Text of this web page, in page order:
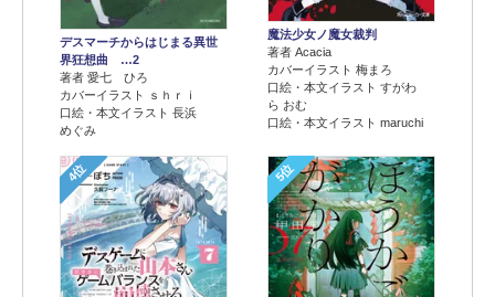
デスマーチからはじまる異世
界狂想曲 …2
著者 愛七 ひろ
カバーイラスト ｓｈｒｉ
口絵・本文イラスト 長浜
めぐみ
魔法少女ノ魔女裁判
著者 Acacia
カバーイラスト 梅まろ
口絵・本文イラスト すがわ
ら おむ
口絵・本文イラスト maruchi
4位 5位